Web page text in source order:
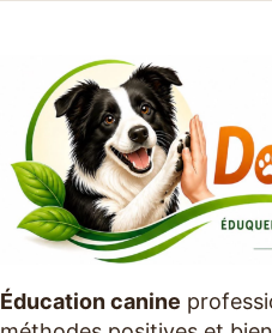
Éducation canine